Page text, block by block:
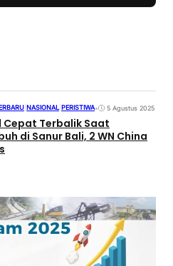
NASIONAL PERISTIWA• 5 Agustus 2025
Cepat Terbalik Saat
di Sanur Bali, 2 WN China